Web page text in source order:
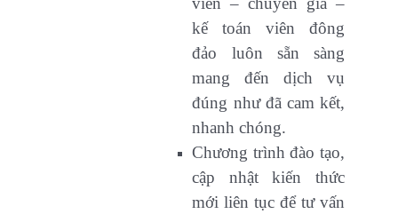
kế toán viên đông
đảo luôn sẵn sàng
mang đến dịch vụ
đúng như đã cam kết,
nhanh chóng.
Chương trình đào tạo,
cập nhật kiến thức
mới liên tục để tư vấn